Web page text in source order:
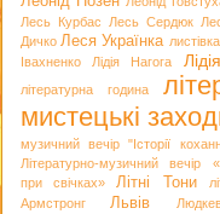
Лесь Курбас
Лесь Сердюк
Дичко Леся Українка листівка
Івахненко
Лідія Нагога
літературна година
мистецькі
музичний вечір "Історії
Літературно-музичний вечір
при свічках»
Літні Тони
Армстронг
Львів